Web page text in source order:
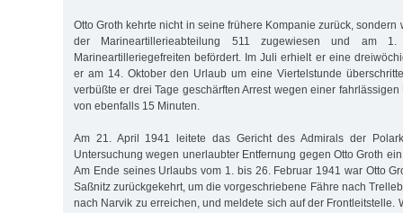
Otto Groth kehrte nicht in seine frühere Kompanie zurück, sondern
der Marineartillerieabteilung 511 zugewiesen und am
Marineartilleriegefreiten befördert. Im Juli erhielt er eine
er am 14. Oktober den Urlaub um eine Viertelstunde
verbüßte er drei Tage geschärften Arrest wegen einer
von ebenfalls 15 Minuten.
Am 21. April 1941 leitete das Gericht des Admirals der
Untersuchung wegen unerlaubter Entfernung gegen Otto Groth
Am Ende seines Urlaubs vom 1. bis 26. Februar 1941 war Otto
Saßnitz zurückgekehrt, um die vorgeschriebene Fähre nach
nach Narvik zu erreichen, und meldete sich auf der Frontleitstelle.